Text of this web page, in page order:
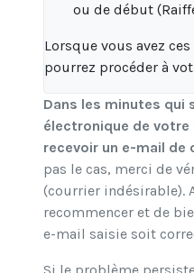
ou de début
Lorsque vous avez
pourrez procéder à
Dans les minutes qui
électronique de
recevoir un e-mail
pas le cas, merci de
(courrier indésirable).
recommencer et de
e-mail saisie soit